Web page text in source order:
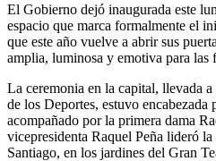
El Gobierno dejó inaugurada este
espacio que marca formalmente el
que este año vuelve a abrir sus
amplia, luminosa y emotiva para las
La ceremonia en la capital, llevada
de los Deportes, estuvo
acompañado por la primera dama
vicepresidenta Raquel Peña lideró la
Santiago, en los jardines del Gran